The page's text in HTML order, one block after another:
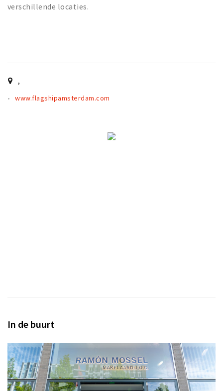
verschillende locaties.
,
www.flagshipamsterdam.com
In de buurt